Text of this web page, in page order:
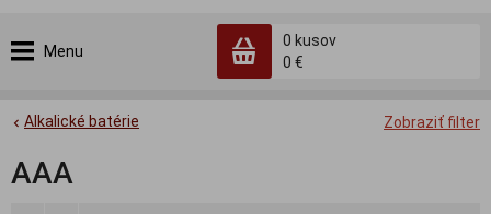
Menu
0 kusov
0 €
Zobraziť filter
Alkalické batérie
AAA